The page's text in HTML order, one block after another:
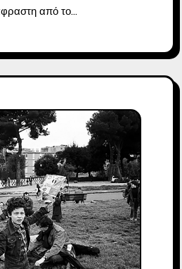
από το…